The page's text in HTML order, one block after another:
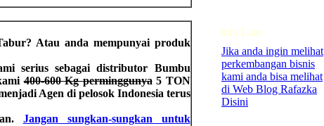
Atau anda mempunyai produk
serius sebagai distributor Bumbu
400-600 Kg perminggunya5 TON
Agen di pelosok Indonesia terus
Jangan sungkan-sungkan untuk
Info Lain
Jika anda ingin melihat
perkembangan bisnis
kami anda bisa melihat
di Web Blog Rafazka
Disini